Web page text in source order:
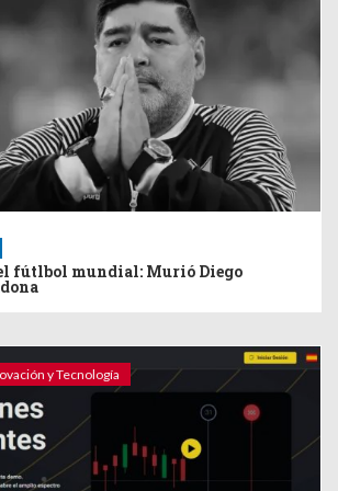
fútlbol mundial: Murió Diego
y Tecnología